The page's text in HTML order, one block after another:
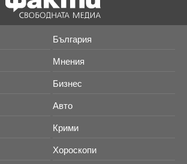
България
Мнения
Бизнес
Авто
Крими
Хороскопи